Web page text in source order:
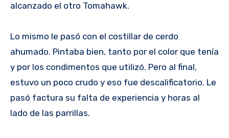
alcanzado el otro Tomahawk.
Lo mismo le pasó con el costillar de cerdo
ahumado. Pintaba bien, tanto por el color que tenía
y por los condimentos que utilizó. Pero al final,
estuvo un poco crudo y eso fue descalificatorio. Le
pasó factura su falta de experiencia y horas al
lado de las parrillas.